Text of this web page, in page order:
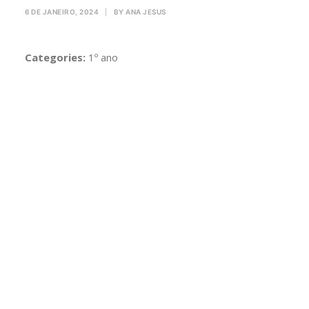
Pessoal
Projetos
6 DE JANEIRO, 2024 BY ANA JESUS
Categories: 1º ano